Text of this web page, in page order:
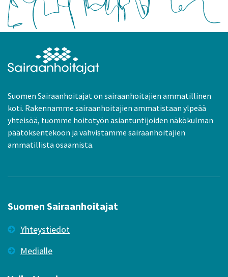
Suomen Sairaanhoitajat on sairaanhoitajien ammatillinen
koti. Rakennamme sairaanhoitajien ammatistaan ylpeää
yhteisöä, tuomme hoitotyön asiantuntijoiden näkökulman
päätöksentekoon ja vahvistamme sairaanhoitajien
ammatillista osaamista.
Suomen Sairaanhoitajat
Yhteystiedot
Medialle